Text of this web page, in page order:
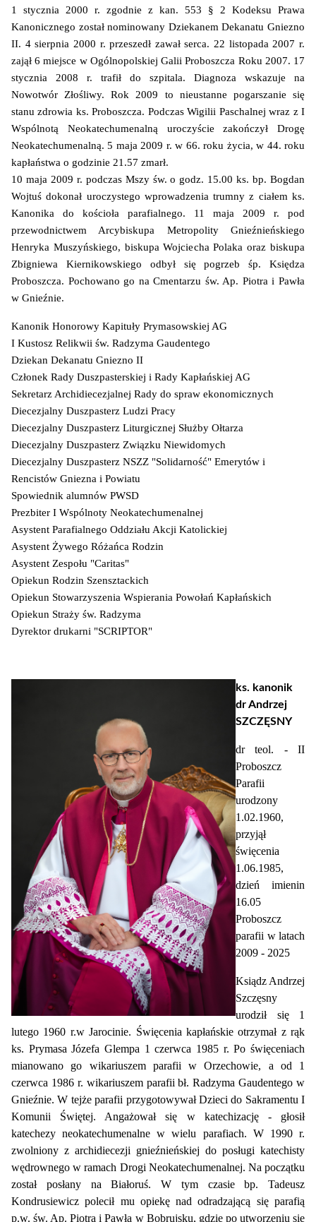
1 stycznia 2000 r. zgodnie z kan. 553 § 2 Kodeksu Prawa
Kanonicznego został nominowany Dziekanem Dekanatu Gniezno
II. 4 sierpnia 2000 r. przeszedł zawał serca. 22 listopada 2007 r.
zajął 6 miejsce w Ogólnopolskiej Galii Proboszcza Roku 2007. 17
stycznia 2008 r. trafił do szpitala. Diagnoza wskazuje na
Nowotwór Złośliwy. Rok 2009 to nieustanne pogarszanie się
stanu zdrowia ks. Proboszcza. Podczas Wigilii Paschalnej wraz z I
Wspólnotą Neokatechumenalną uroczyście zakończył Drogę
Neokatechumenalną. 5 maja 2009 r. w 66. roku życia, w 44. roku
kapłaństwa o godzinie 21.57 zmarł.
10 maja 2009 r. podczas Mszy św. o godz. 15.00 ks. bp. Bogdan
Wojtuś dokonał uroczystego wprowadzenia trumny z ciałem ks.
Kanonika do kościoła parafialnego. 11 maja 2009 r. pod
przewodnictwem Arcybiskupa Metropolity Gnieźnieńskiego
Henryka Muszyńskiego, biskupa Wojciecha Polaka oraz biskupa
Zbigniewa Kiernikowskiego odbył się pogrzeb śp. Księdza
Proboszcza. Pochowano go na Cmentarzu św. Ap. Piotra i Pawła
w Gnieźnie.
Kanonik Honorowy Kapituły Prymasowskiej AG
I Kustosz Relikwii św. Radzyma Gaudentego
Dziekan Dekanatu Gniezno II
Członek Rady Duszpasterskiej i Rady Kapłańskiej AG
Sekretarz Archidiecezjalnej Rady do spraw ekonomicznych
Diecezjalny Duszpasterz Ludzi Pracy
Diecezjalny Duszpasterz Liturgicznej Służby Ołtarza
Diecezjalny Duszpasterz Związku Niewidomych
Diecezjalny Duszpasterz NSZZ "Solidarność" Emerytów i
Rencistów Gniezna i Powiatu
Spowiednik alumnów PWSD
Prezbiter I Wspólnoty Neokatechumenalnej
Asystent Parafialnego Oddziału Akcji Katolickiej
Asystent Żywego Różańca Rodzin
Asystent Zespołu "Caritas"
Opiekun Rodzin Szensztackich
Opiekun Stowarzyszenia Wspierania Powołań Kapłańskich
Opiekun Straży św. Radzyma
Dyrektor drukarni "SCRIPTOR"
ks. kanonik
dr Andrzej
SZCZĘSNY
dr teol. - II
Proboszcz
Parafii
urodzony
1.02.1960,
przyjął
święcenia
1.06.1985,
dzień imienin
16.05
Proboszcz
parafii w latach
2009 - 2025
Ksiądz Andrzej
Szczęsny
urodził się 1
lutego 1960 r.w Jarocinie. Święcenia kapłańskie otrzymał z rąk
ks. Prymasa Józefa Glempa 1 czerwca 1985 r. Po święceniach
mianowano go wikariuszem parafii w Orzechowie, a od 1
czerwca 1986 r. wikariuszem parafii bł. Radzyma Gaudentego w
Gnieźnie. W tejże parafii przygotowywał Dzieci do Sakramentu I
Komunii Świętej. Angażował się w katechizację - głosił
katechezy neokatechumenalne w wielu parafiach. W 1990 r.
zwolniony z archidiecezji gnieźnieńskiej do posługi katechisty
wędrownego w ramach Drogi Neokatechumenalnej. Na początku
został posłany na Białoruś. W tym czasie bp. Tadeusz
Kondrusiewicz polecił mu opiekę nad odradzającą się parafią
p.w. św. Ap. Piotra i Pawła w Bobrujsku, gdzie po utworzeniu się